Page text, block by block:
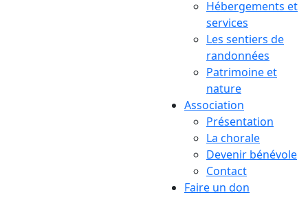
Hébergements et
services
Les sentiers de
randonnées
Patrimoine et
nature
Association
Présentation
La chorale
Devenir bénévole
Contact
Faire un don